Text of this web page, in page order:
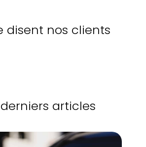
disent nos clients
articles